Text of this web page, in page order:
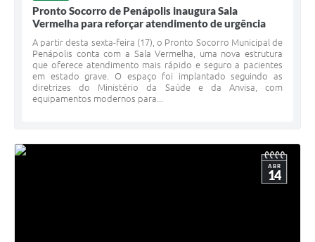
Pronto Socorro de Penápolis inaugura Sala
Vermelha para reforçar atendimento de urgência
A partir desta sexta-feira (17), o Pronto Socorro Municipal de
Penápolis conta com a Sala Vermelha, uma nova estrutura
que oferece atendimento mais rápido e seguro a pacientes
em estado grave. O espaço foi implantado seguindo as
diretrizes do Ministério da Saúde e da Anvisa, com
equipamentos modernos para...
ABR
14